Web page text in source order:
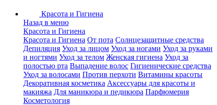
Красота и Гигиена
Назад в меню
Красота и Гигиена
Красота и Гигиена От пота Солнцезащитные средства
Депиляция Уход за лицом Уход за ногами Уход за руками
и ногтями Уход за телом Женская гигиена Уход за
полостью рта Выпадение волос Гигиенические средства
Уход за волосами Против перхоти Витамины красоты
Декоративная косметика Аксессуары для красоты и
макияжа Для маникюра и педикюра Парфюмерия
Косметология